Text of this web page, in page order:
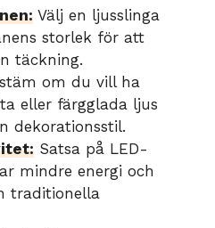
Välj en ljusslinga
storlek för att
täckning.
om du vill ha
eller färgglada ljus
dekorationsstil.
Satsa på LED-
mindre energi och
traditionella